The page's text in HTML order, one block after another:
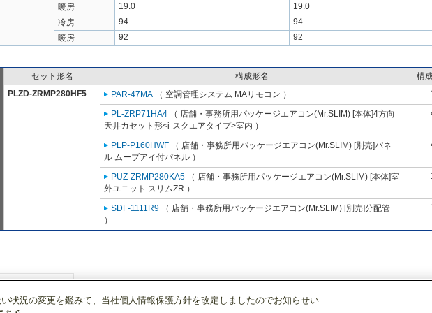
暖房
19.0
19.0
冷房 94
94
暖房
92 92
セット形名 構成形名
構
PLZD-ZRMP280HF5
PAR-47MA （ 空調管理システム MAリモコン ）
PL-ZRP71HA4 （ 店舗・事務所用パッケージエアコン(Mr.SLIM) [本体]4方向
天井カセット形<i-スクエアタイプ>室内 ）
PLP-P160HWF （ 店舗・事務所用パッケージエアコン(Mr.SLIM) [別売]パネ
ル ムーブアイ付パネル ）
PUZ-ZRMP280KA5 （ 店舗・事務所用パッケージエアコン(Mr.SLIM) [本体]室
外ユニット スリムZR ）
SDF-1111R9 （ 店舗・事務所用パッケージエアコン(Mr.SLIM) [別売]分配管
）
状況の変更を鑑みて、当社個人情報保護方針を改定しましたのでお知らせい